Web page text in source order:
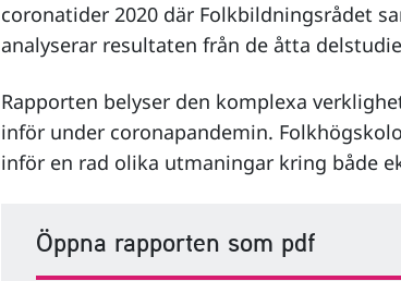
coronatider 2020 där Folkbildningsrådet
analyserar resultaten från de åtta
Rapporten belyser den komplexa
inför under coronapandemin.
inför en rad olika utmaningar kring både
Öppna rapporten som pdf